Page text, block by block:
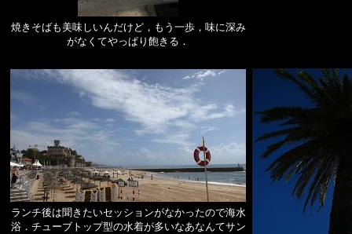
焼きそばも美味しいんだけど，もう一歩，味に深み
がなくてやっぱり飽きる．
ランチ後は聞きたいセッションがなかったので海水
浴．チューブトップ型の水着が多いなあなんてサン